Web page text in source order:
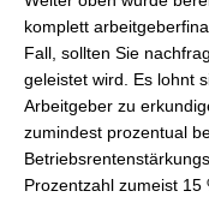
komplett
Fall, sollten Sie
geleistet wird. Es lohnt
Arbeitgeber zu
zumindest prozentual
Prozentzahl zumeist